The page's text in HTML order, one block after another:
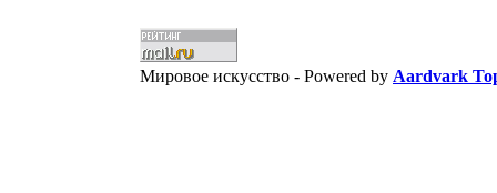
Мировое искусство - Powered by Aardvark